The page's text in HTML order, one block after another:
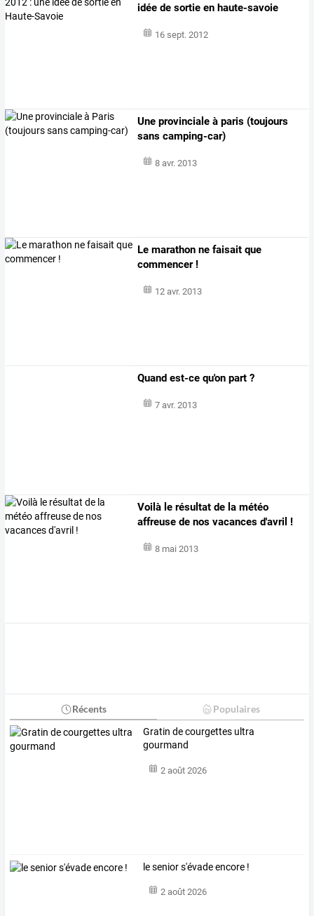
idée de sortie en haute-savoie
16 sept. 2012
Une provinciale à paris (toujours
sans camping-car)
8 avr. 2013
Le marathon ne faisait que
commencer !
12 avr. 2013
Quand est-ce qu'on part ?
7 avr. 2013
Voilà le résultat de la météo
affreuse de nos vacances d'avril !
8 mai 2013
Récents Populaires
Gratin de courgettes ultra
gourmand
2 août 2026
le senior s'évade encore !
2 août 2026